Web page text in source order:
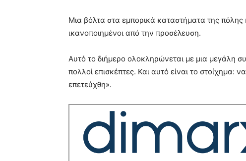
Μια βόλτα στα εμπορικά καταστήματα της πόλης
ικανοποιημένοι από την προσέλευση.
Αυτό το διήμερο ολοκληρώνεται με μια μεγάλη
πολλοί επισκέπτες. Και αυτό είναι το
επετεύχθη».